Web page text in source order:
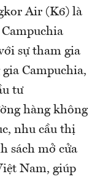
Air (K6) là
sự tham gia
Campuchia,
tư
hàng không
nhu cầu thị
sách mở cửa
Nam, giúp